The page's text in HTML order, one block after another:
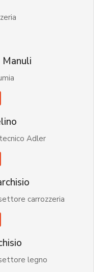
Adler
carrozzeria
legno